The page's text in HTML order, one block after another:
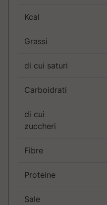
Kcal
Grassi
di cui saturi
Carboidrati
di cui
zuccheri
Fibre
Proteine
Sale